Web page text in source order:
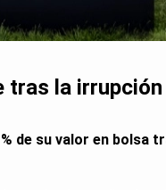
tras la irrupción
de su valor en bolsa